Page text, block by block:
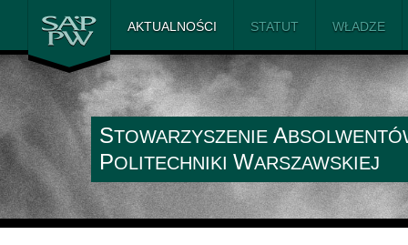
SAiP PW
AKTUALNOŚCI STATUT WŁADZE
STOWARZYSZENIE A
POLITECHNIKI WARSZAWSKIEJ